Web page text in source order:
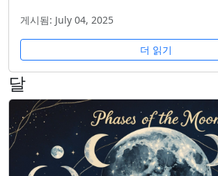
게시됨: July 04, 2025
더 읽기
달